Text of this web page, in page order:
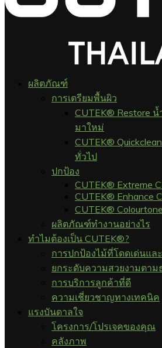
ผลิตภัณฑ์
การเตรียมพื้นผิว
CUTEK® Restore
มาใหม่
CUTEK®
ทั่วไป
ปกป้อง
CUTEK® Extreme
CUTEK® Enhance
CUTEK®
ผลิตภัณฑ์ทำงานอย่างไร
ทำไมต้องเป็น CUTEK®?
การปกป้องไม้ที่โดดเด่นแล
ยกระดับความสวยงามตา
การบริการลูกค้าที่ดี
ความเชี่ยวชาญทางเทคนิค
แรงบันดาลใจ
โครงการ/โปรเจคของคุณ
คลังภาพ